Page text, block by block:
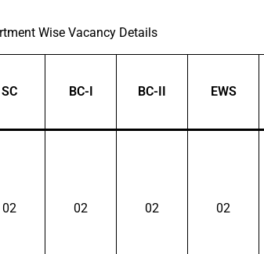
Wise Vacancy Details
SC BC-I BC-II EWS
02 02 02 02